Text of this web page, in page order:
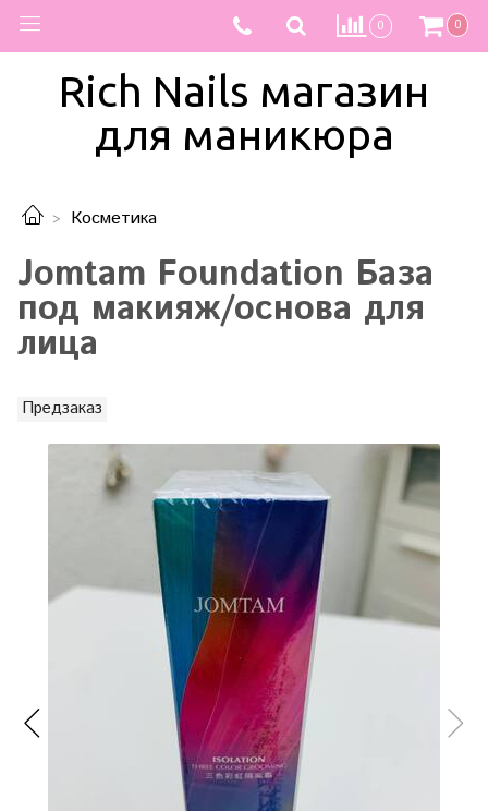
0 0
Rich Nails магазин
для маникюра
Косметика
Jomtam Foundation База
под макияж/основа для
лица
Предзаказ